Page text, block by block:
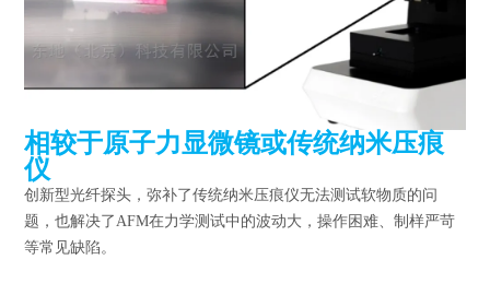
相较于原子力显微镜或传统纳米压痕
仪
创新型光纤探头，弥补了传统纳米压痕仪无法测试软物质的问
题，也解决了AFM在力学测试中的波动大，操作困难、制样严苛
等常见缺陷。